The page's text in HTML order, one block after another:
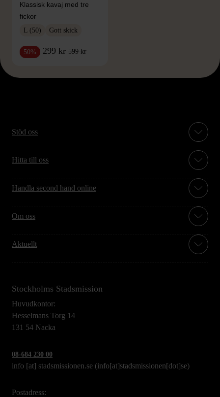
Klassisk kavaj med tre
fickor
L (50) Gott skick
50% 299 kr 599 kr
Stöd oss
Hitta till oss
Handla second hand online
Om oss
Aktuellt
Stockholms Stadsmission
Huvudkontor:
Hesselmans Torg 14
131 54 Nacka
08-684 230 00
info [at] stadsmissionen.se (info[at]stadsmissionen[dot]se)
Postadress: